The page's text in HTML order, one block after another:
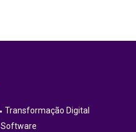
Transformação Digital
Software